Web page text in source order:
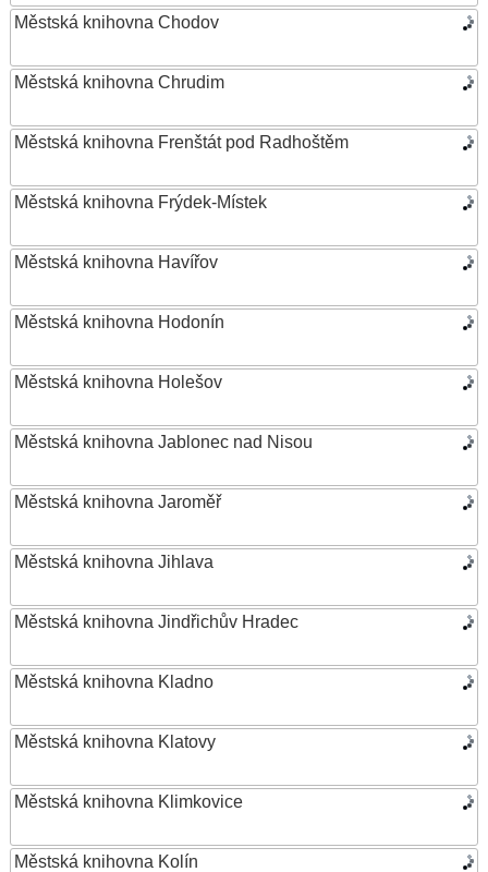
Městská knihovna Chodov
Městská knihovna Chrudim
Městská knihovna Frenštát pod Radhoštěm
Městská knihovna Frýdek-Místek
Městská knihovna Havířov
Městská knihovna Hodonín
Městská knihovna Holešov
Městská knihovna Jablonec nad Nisou
Městská knihovna Jaroměř
Městská knihovna Jihlava
Městská knihovna Jindřichův Hradec
Městská knihovna Kladno
Městská knihovna Klatovy
Městská knihovna Klimkovice
Městská knihovna Kolín